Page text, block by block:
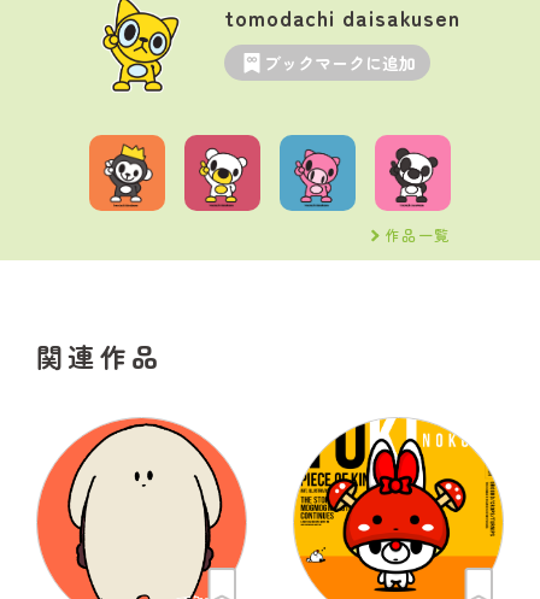
tomodachi daisakusen
ブックマークに追加
作品一覧
関連作品